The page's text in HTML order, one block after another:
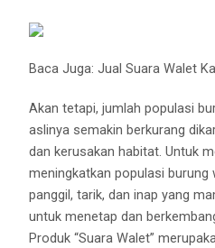
Baca Juga:Jual Suara Walet
Akan tetapi, jumlah populasi
aslinya semakin berkurang
dan kerusakan habitat. Untuk
meningkatkan populasi burung
panggil, tarik, dan inap yang
untuk menetap dan
Produk “Suara Walet”